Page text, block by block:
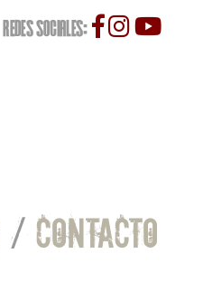
REDES SOCIALES:
/ CONTACTO